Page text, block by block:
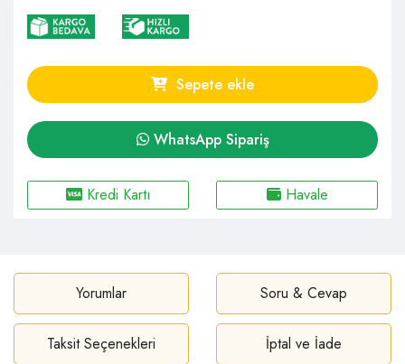
Sepete ekle
WhatsApp Sipariş
Kredi Kartı Havale
Yorumlar Soru & Cevap
Taksit Seçenekleri İptal ve İade